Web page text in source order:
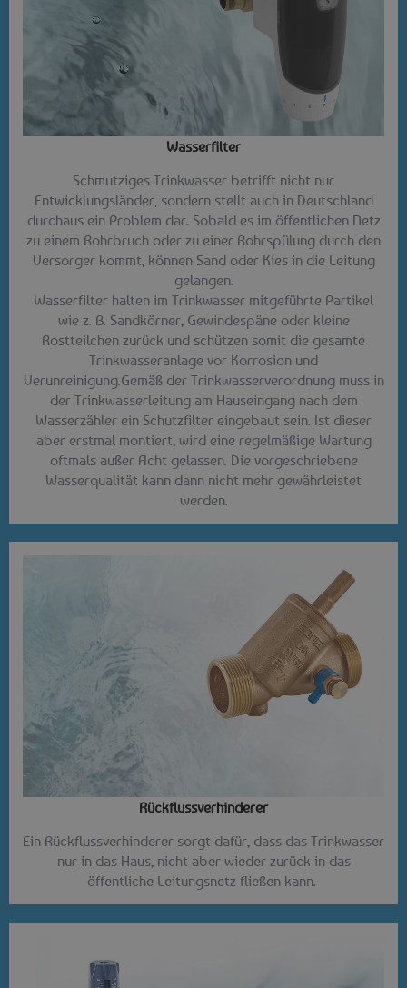
Wasserfilter​
Schmutziges Trinkwasser betrifft nicht nur
Entwicklungsländer, sondern stellt auch in Deutschland
durchaus ein Problem dar. Sobald es im öffentlichen Netz
zu einem Rohrbruch oder zu einer Rohrspülung durch den
Versorger kommt, können Sand oder Kies in die Leitung
gelangen.
Wasserfilter halten im Trinkwasser mitgeführte Partikel
wie z. B. Sandkörner, Gewindespäne oder kleine
Rostteilchen zurück und schützen somit die gesamte
Trinkwasseranlage vor Korrosion und
Verunreinigung.Gemäß der Trinkwasserverordnung muss in
der Trinkwasserleitung am Hauseingang nach dem
Wasserzähler ein Schutzfilter eingebaut sein. Ist dieser
aber erstmal montiert, wird eine regelmäßige Wartung
oftmals außer Acht gelassen. Die vorgeschriebene
Wasserqualität kann dann nicht mehr gewährleistet
werden.
Rückflussverhinderer​
Ein Rückflussverhinderer sorgt dafür, dass das Trinkwasser
nur in das Haus, nicht aber wieder zurück in das
öffentliche Leitungsnetz fließen kann.